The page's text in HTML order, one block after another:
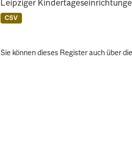
Leipziger
CSV
Sie können dieses Register auch über